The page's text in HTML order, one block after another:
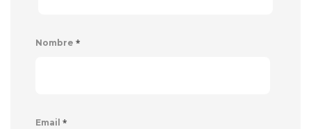
Nombre *
Email *